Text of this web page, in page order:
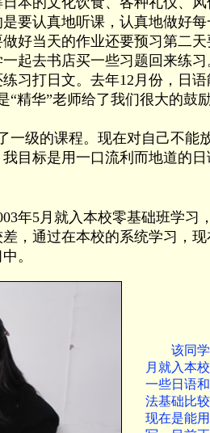
要认真地听课，认真地做好
好当天的作业还要预习第二
起去书店买一些习题回来练
习打日文。去年12月份，日
“精华”老师给了我们很大的鼓
级的课程。现在对自己不能
目标是用一口流利而地道的日
5月就入本校零基础班学习
，通过在本校的系统学习，
。
该同
月就入本
一些日语
法基础比
现在是能